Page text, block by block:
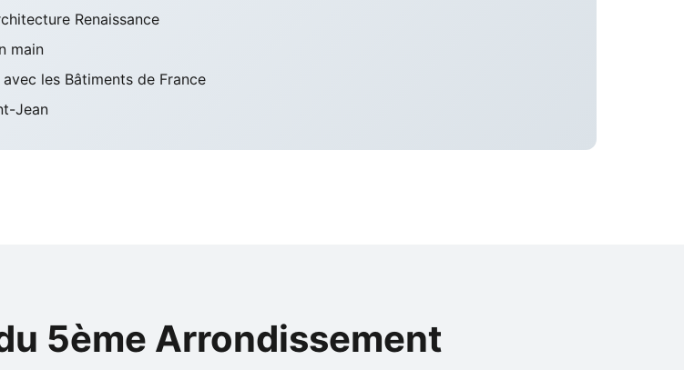
Renaissance
main
les Bâtiments de France
Jean
5ème Arrondissement